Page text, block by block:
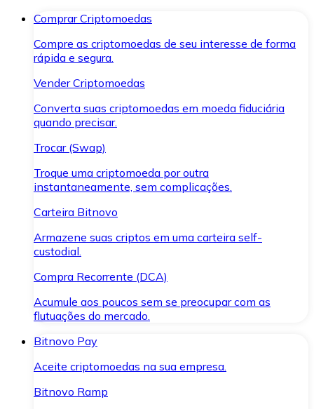
Comprar Criptomoedas
Compre as criptomoedas de seu interesse de forma
rápida e segura.
Vender Criptomoedas
Converta suas criptomoedas em moeda fiduciária
quando precisar.
Trocar (Swap)
Troque uma criptomoeda por outra
instantaneamente, sem complicações.
Carteira Bitnovo
Armazene suas criptos em uma carteira self-
custodial.
Compra Recorrente (DCA)
Acumule aos poucos sem se preocupar com as
flutuações do mercado.
Bitnovo Pay
Aceite criptomoedas na sua empresa.
Bitnovo Ramp